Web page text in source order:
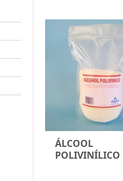
ÁLCOOL
POLIVINÍLICO